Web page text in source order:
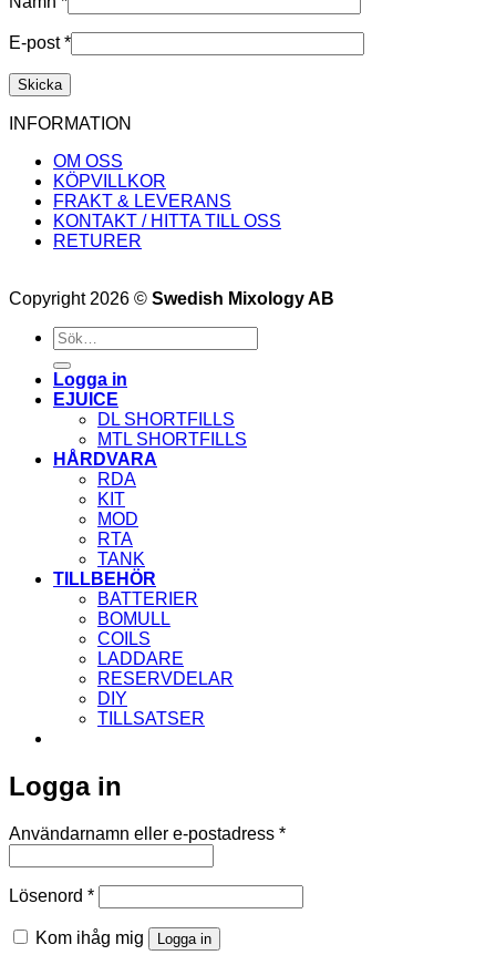
E-post*
INFORMATION
OM OSS
KÖPVILLKOR
FRAKT & LEVERANS
KONTAKT / HITTA TILL OSS
RETURER
Copyright 2026 © Swedish Mixology AB
Sök
efter:
Logga in
EJUICE
DL SHORTFILLS
MTL SHORTFILLS
HÅRDVARA
RDA
KIT
MOD
RTA
TANK
TILLBEHÖR
BATTERIER
BOMULL
COILS
LADDARE
RESERVDELAR
DIY
TILLSATSER
Logga in
Användarnamn eller e-postadress *Obligatoriskt
Lösenord *Obligatoriskt
Kom ihåg mig Logga in